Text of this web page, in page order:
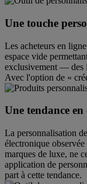
Une touche
Les acheteurs en
espace vide
exclusivement — des
Avec l'option de «
Une tendance
La personnalisation
électronique
marques de luxe, ne
application de
part à cette tendance.